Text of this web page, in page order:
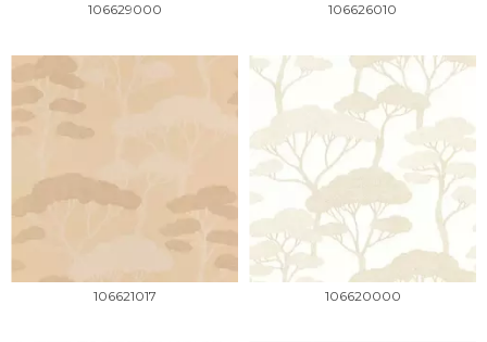
106629000 106626010
106621017 106620000